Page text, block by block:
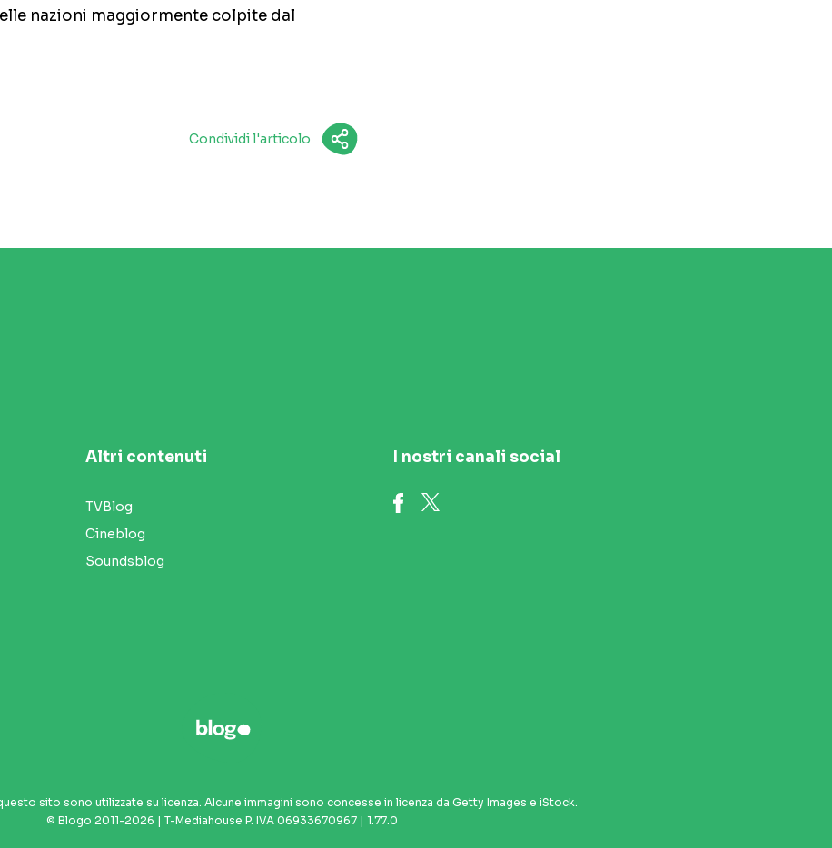
nazioni maggiormente colpite dal
Condividi l'articolo
Altri contenuti
TVBlog
Cineblog
Soundsblog
I nostri canali social
sito sono utilizzate su licenza. Alcune immagini sono concesse in licenza da Getty Images e iStock.
© Blogo 2011-2026 | T-Mediahouse P. IVA 06933670967 | 1.77.0